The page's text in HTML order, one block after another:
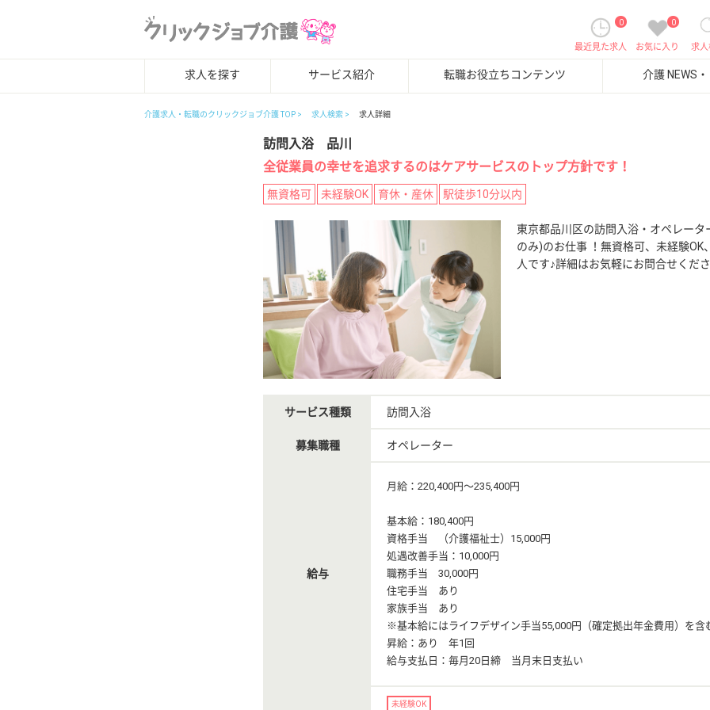
求
0
お気に入り
0
最近見た求人
求人を探す サービス紹介 転職お役立ちコンテンツ 介護 NEWS
介護求人・転職のクリックジョブ介護 TOP 求人検索 求人詳細
訪問入浴 品川
全従業員の幸せを追求するのはケアサービスのトップ方針です！
無資格可 未経験OK 育休・産休 駅徒歩10分以内
東京都品川区の訪問入浴・オペレータ
のみ)のお仕事 ！無資格可、未経験OK
人です♪詳細はお気軽にお問合せくだ
サービス種類 訪問入浴
募集職種 オペレーター
給与
月給：220,400円〜235,400円
基本給：180,400円
資格手当 （介護福祉士）15,000円
処遇改善手当：10,000円
職務手当 30,000円
住宅手当 あり
家族手当 あり
※基本給にはライフデザイン手当55,000円（確定拠出年金費用）を含
昇給：あり 年1回
給与支払日：毎月20日締 当月末日支払い
未経験OK